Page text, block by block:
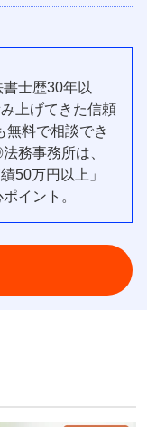
士歴30年以
上げてきた信頼
無料で相談でき
務事務所は、
50万円以上」
イント。